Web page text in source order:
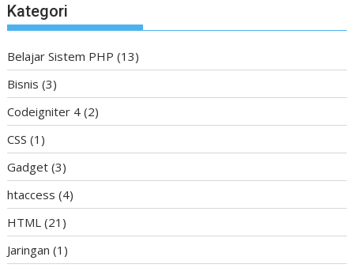
Kategori
Belajar Sistem PHP (13)
Bisnis (3)
Codeigniter 4 (2)
CSS (1)
Gadget (3)
htaccess (4)
HTML (21)
Jaringan (1)